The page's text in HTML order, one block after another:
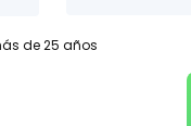
de 25 años